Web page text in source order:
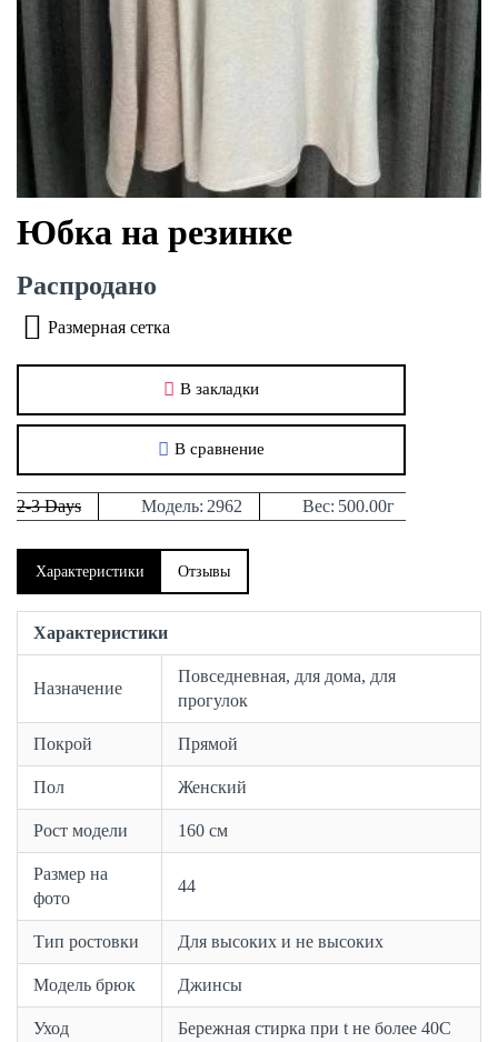
Юбка на резинке
2-3 Days Модель: 2962 Вес: 500.00г
Распродано
В закладки
В сравнение
Размерная сетка
Характеристики Отзывы
Характеристики
Назначение
Повседневная, для дома, для
прогулок
Покрой Прямой
Пол Женский
Рост модели 160 см
Размер на
фото
44
Тип ростовки Для высоких и не высоких
Модель брюк Джинсы
Уход Бережная стирка при t не более 40С